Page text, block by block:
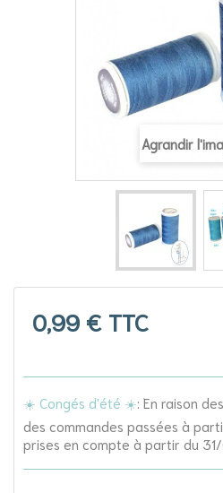
Agrandir
0,99 € TTC
☀️ Congés d'été ☀️: En raison
des commandes passées à
prises en compte à partir du